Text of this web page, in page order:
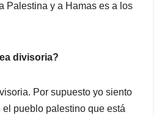
Palestina y a Hamas es a los
divisoria?
Por supuesto yo siento
pueblo palestino que está